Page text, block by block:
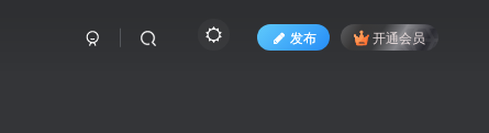
发布 开通会员